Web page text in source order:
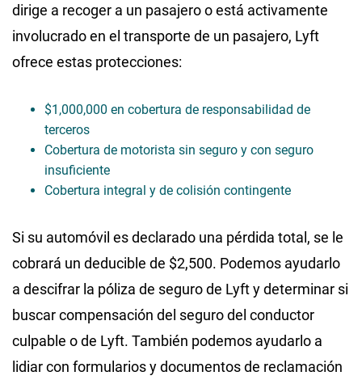
dirige a recoger a un pasajero o está activamente
involucrado en el transporte de un pasajero, Lyft
ofrece estas protecciones:
$1,000,000 en cobertura de responsabilidad de
terceros
Cobertura de motorista sin seguro y con seguro
insuficiente
Cobertura integral y de colisión contingente
Si su automóvil es declarado una pérdida total, se le
cobrará un deducible de $2,500. Podemos ayudarlo
a descifrar la póliza de seguro de Lyft y determinar si
buscar compensación del seguro del conductor
culpable o de Lyft. También podemos ayudarlo a
lidiar con formularios y documentos de reclamación